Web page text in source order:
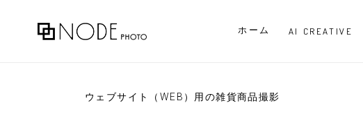
ホーム AI CREATIVE
ウェブサイト（WEB）用の雑貨商品撮影